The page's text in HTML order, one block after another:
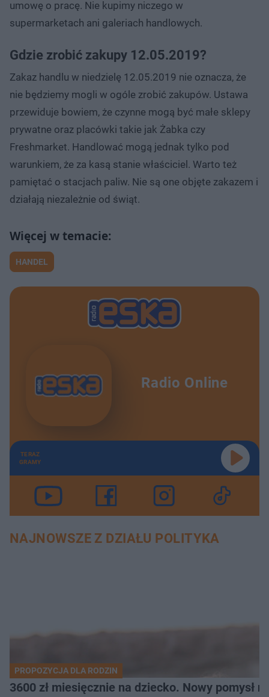
umowę o pracę. Nie kupimy niczego w
supermarketach ani galeriach handlowych.
Gdzie zrobić zakupy 12.05.2019?
Zakaz handlu w niedzielę 12.05.2019 nie oznacza, że
nie będziemy mogli w ogóle zrobić zakupów. Ustawa
przewiduje bowiem, że czynne mogą być małe sklepy
prywatne oraz placówki takie jak Żabka czy
Freshmarket. Handlować mogą jednak tylko pod
warunkiem, że za kasą stanie właściciel. Warto też
pamiętać o stacjach paliw. Nie są one objęte zakazem i
działają niezależnie od świąt.
HANDEL
Radio Online
TERAZ
GRAMY
NAJNOWSZE Z DZIAŁU POLITYKA
PROPOZYCJA DLA RODZIN
3600 zł miesięcznie na dziecko. Nowy pomysł